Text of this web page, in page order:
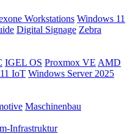
Workstations Windows 11
Digital Signage Zebra
IGEL OS Proxmox VE AMD
IoT Windows Server 2025
Maschinenbau
Infrastruktur